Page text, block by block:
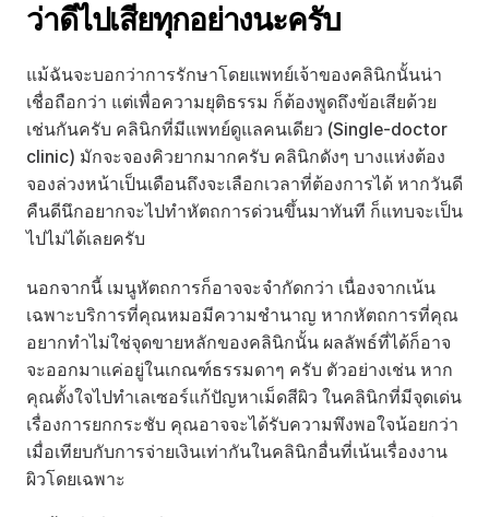
ว่าดีไปเสียทุกอย่างนะครับ
แม้ฉันจะบอกว่าการรักษาโดยแพทย์เจ้าของคลินิกนั้นน่า
เชื่อถือกว่า แต่เพื่อความยุติธรรม ก็ต้องพูดถึงข้อเสียด้วย
เช่นกันครับ คลินิกที่มีแพทย์ดูแลคนเดียว (Single-doctor
clinic) มักจะจองคิวยากมากครับ คลินิกดังๆ บางแห่งต้อง
จองล่วงหน้าเป็นเดือนถึงจะเลือกเวลาที่ต้องการได้ หากวันดี
คืนดีนึกอยากจะไปทำหัตถการด่วนขึ้นมาทันที ก็แทบจะเป็น
ไปไม่ได้เลยครับ
นอกจากนี้ เมนูหัตถการก็อาจจะจำกัดกว่า เนื่องจากเน้น
เฉพาะบริการที่คุณหมอมีความชำนาญ หากหัตถการที่คุณ
อยากทำไม่ใช่จุดขายหลักของคลินิกนั้น ผลลัพธ์ที่ได้ก็อาจ
จะออกมาแค่อยู่ในเกณฑ์ธรรมดาๆ ครับ ตัวอย่างเช่น หาก
คุณตั้งใจไปทำเลเซอร์แก้ปัญหาเม็ดสีผิว ในคลินิกที่มีจุดเด่น
เรื่องการยกกระชับ คุณอาจจะได้รับความพึงพอใจน้อยกว่า
เมื่อเทียบกับการจ่ายเงินเท่ากันในคลินิกอื่นที่เน้นเรื่องงาน
ผิวโดยเฉพาะ